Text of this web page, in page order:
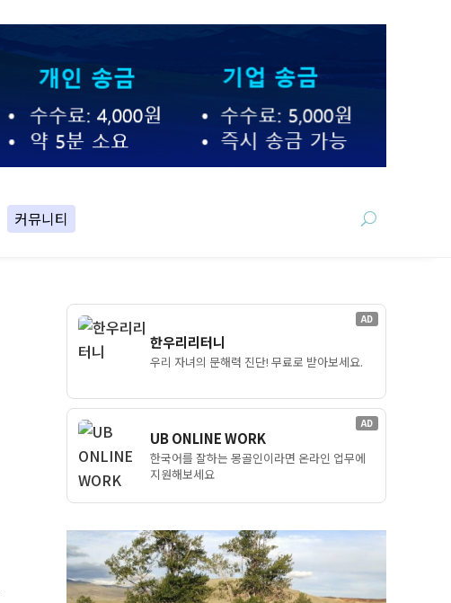
커뮤니티
AD
한우리리터니
우리 자녀의 문해력 진단! 무료로 받아보세요.
AD
UB ONLINE WORK
한국어를 잘하는 몽골인이라면 온라인 업무에
지원해보세요